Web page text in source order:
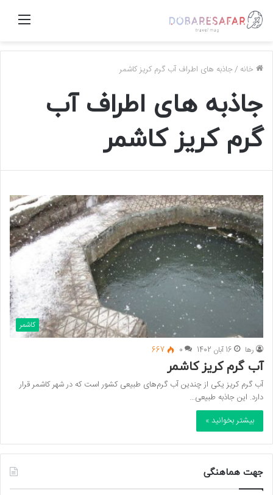
منو
خانه /جاذبه های اطراف آب گرم کریز کاشمر
جاذبه های اطراف آب
گرم کریز کاشمر
کاشمر
رها 16 آبان 1402 0
667
آب گرم کریز کاشمر
آب گرم کریز یکی از چندین آب گرم‌های طبیعی کشور است که در شهر کاشمر قرار
دارد. این جاذبه طبیعی…
بیشتر بخوانید »
جهت هماهنگی